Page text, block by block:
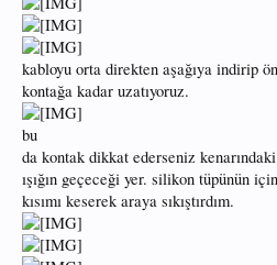
kabloyu orta direkten aşağıya indirip ön
kontağa kadar uzatıyoruz.
bu
da kontak dikkat ederseniz
ışığın geçeceği yer. silikon tüpünün
kısımı keserek araya sıkıştırdım.